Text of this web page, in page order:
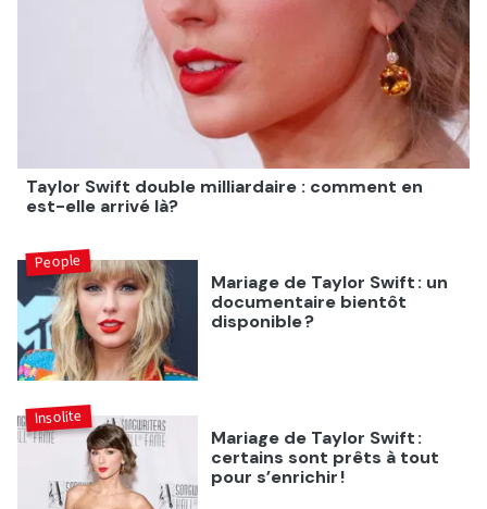
Taylor Swift double milliardaire : comment en
est-elle arrivé là?
Mariage de Taylor Swift : un
documentaire bientôt
disponible ?
People
Mariage de Taylor Swift :
certains sont prêts à tout
pour s’enrichir !
Insolite